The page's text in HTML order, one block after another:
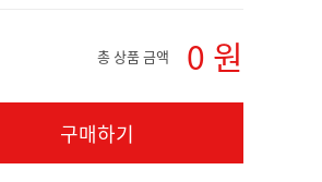
총 상품 금액 0 원
구매하기